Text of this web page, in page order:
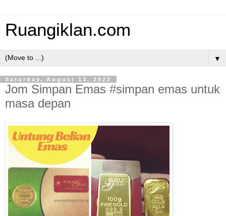
Ruangiklan.com
▼
Saturday, August 13, 2022
Jom Simpan Emas #simpan emas untuk
masa depan